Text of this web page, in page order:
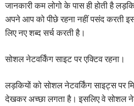
जानकारी कम लोगो के पास ही होती है
अपने आप को पीछे रहना नहीं पसंद करती
लिए नए शब्द सर्च करती है।
सोशल नेटवर्किंग साइट पर एक्टिव रहना।
लड़कियों को सोशल नेटवर्किंग साइट्स पर
देखकर अच्छा लगता है। इसलिए वे सोशल